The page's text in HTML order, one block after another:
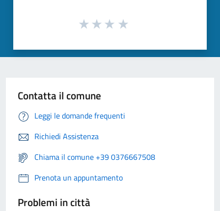
Contatta il comune
Leggi le domande frequenti
Richiedi Assistenza
Chiama il comune +39 0376667508
Prenota un appuntamento
Problemi in città